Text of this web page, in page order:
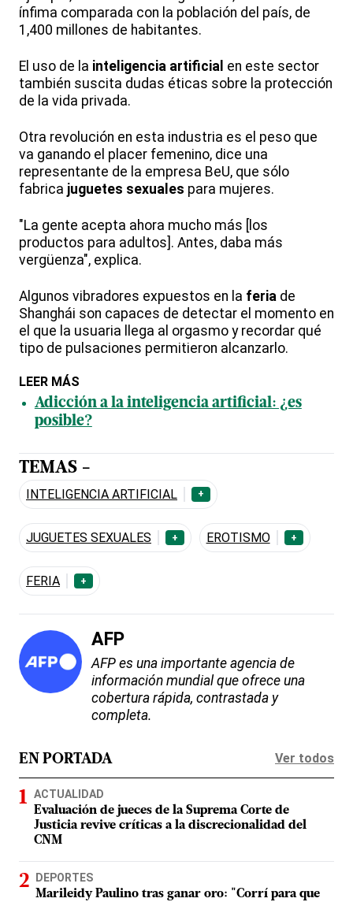
ínfima comparada con la población del país, de
1,400 millones de habitantes.
El uso de la inteligencia artificial en este sector
también suscita dudas éticas sobre la protección
de la vida privada.
Otra revolución en esta industria es el peso que
va ganando el placer femenino, dice una
representante de la empresa BeU, que sólo
fabrica juguetes sexuales para mujeres.
"La gente acepta ahora mucho más [los
productos para adultos]. Antes, daba más
vergüenza", explica.
Algunos vibradores expuestos en la feria de
Shanghái son capaces de detectar el momento en
el que la usuaria llega al orgasmo y recordar qué
tipo de pulsaciones permitieron alcanzarlo.
LEER MÁS
Adicción a la inteligencia artificial: ¿es
posible?
TEMAS -
INTELIGENCIA ARTIFICIAL +
JUGUETES SEXUALES + EROTISMO +
FERIA +
AFP
AFP es una importante agencia de
información mundial que ofrece una
cobertura rápida, contrastada y
completa.
EN PORTADA Ver todos
ACTUALIDAD
Evaluación de jueces de la Suprema Corte de
Justicia revive críticas a la discrecionalidad del
CNM
DEPORTES
Marileidy Paulino tras ganar oro: "Corrí para que